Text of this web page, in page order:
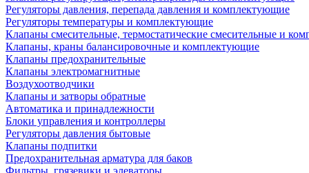
Регуляторы давления, перепада давления и комплектующие
Регуляторы температуры и комплектующие
Клапаны смесительные, термостатические смесительные и
Клапаны, краны балансировочные и комплектующие
Клапаны предохранительные
Клапаны электромагнитные
Воздухоотводчики
Клапаны и затворы обратные
Автоматика и принадлежности
Блоки управления и контроллеры
Регуляторы давления бытовые
Клапаны подпитки
Предохранительная арматура для баков
Фильтры, грязевики и элеваторы